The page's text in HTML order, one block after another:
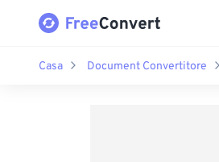
Casa Document Convertitore